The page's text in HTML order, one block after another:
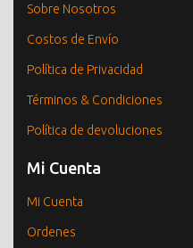
Sobre Nosotros
Costos de Envío
Política de Privacidad
Términos & Condiciones
Política de devoluciones
Mi Cuenta
Mi Cuenta
Ordenes